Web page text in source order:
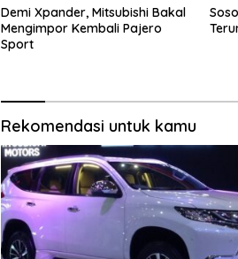
Demi Xpander, Mitsubishi Bakal
Mengimpor Kembali Pajero
Sport
Rekomendasi untuk kamu